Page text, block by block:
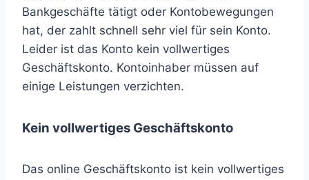
Bankgeschäfte tätigt oder Kontobewegungen
hat, der zahlt schnell sehr viel für sein Konto.
Leider ist das Konto kein vollwertiges
Geschäftskonto. Kontoinhaber müssen auf
einige Leistungen verzichten.
Kein vollwertiges Geschäftskonto
Das online Geschäftskonto ist kein vollwertiges